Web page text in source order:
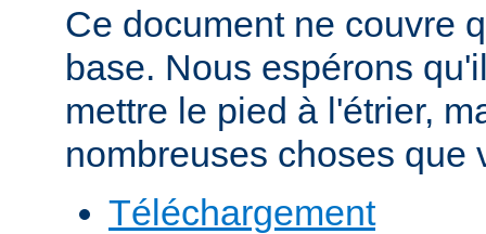
Ce document ne couvre
base. Nous espérons
mettre le pied à l'étrier,
nombreuses choses que
Téléchargement